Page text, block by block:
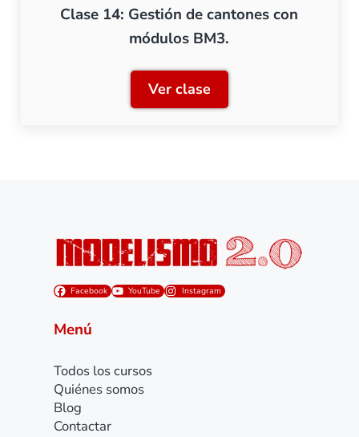
Clase 14: Gestión de cantones con
módulos BM3.
Ver claseClase 14: Gestión de
Facebook YouTube Instagram
Menú
Todos los cursos
Quiénes somos
Blog
Contactar